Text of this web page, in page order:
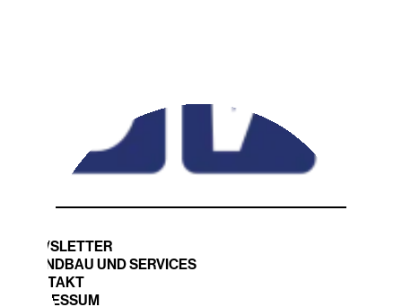
NEWSLETTER
STANDBAU UND SERVICES
KONTAKT
IMPRESSUM